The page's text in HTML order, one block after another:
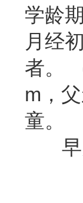
学龄
月经
者。
m，
童。
早关